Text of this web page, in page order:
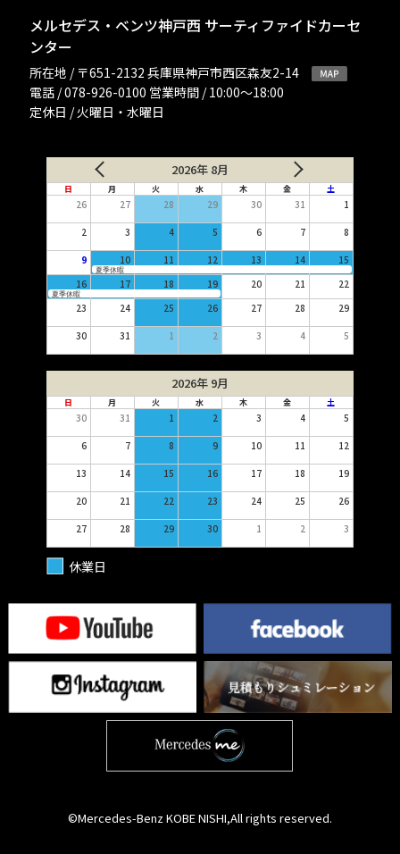
メルセデス・ベンツ神戸西 サーティファイドカーセ
ンター
所在地 / 〒651-2132 兵庫県神戸市西区森友2-14
電話 / 078-926-0100 営業時間 / 10:00〜18:00
定休日 / 火曜日・水曜日
2026年 8月
日 月 火 水 木 金 土
26 27 28 29 30 31 1
2 3 4 5 6 7 8
9 10 11 12 13 14 15
夏季休暇
16 17 18 19 20 21 22
夏季休暇
23 24 25 26 27 28 29
30 31 1 2 3 4 5
2026年 9月
日 月 火 水 木 金 土
30 31 1 2 3 4 5
6 7 8 9 10 11 12
13 14 15 16 17 18 19
20 21 22 23 24 25 26
27 28 29 30 1 2 3
休業日
©Mercedes-Benz KOBE NISHI,All rights reserved.